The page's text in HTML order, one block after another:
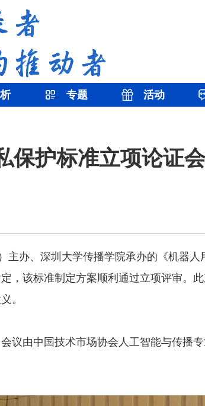
专题 活动
保护标准立项论证
主办、深圳大学传播学院承办的《机器
，该标准制定方案顺利通过立项评审。
。
议由中国技术市场协会人工智能与传播